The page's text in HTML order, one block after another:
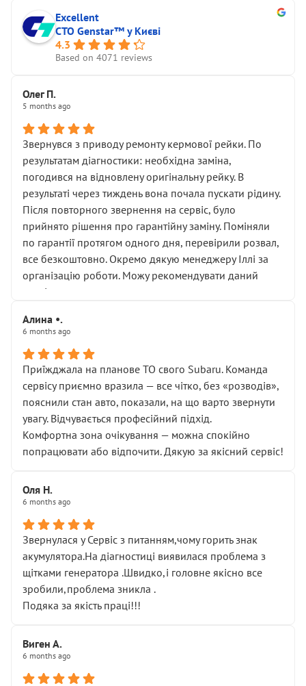
Excellent
СТО Genstar™ у Києві
4.3
Based on 4071 reviews
Олег П.
5 months ago
Звернувся з приводу ремонту кермової рейки. По
результатам діагностики: необхідна заміна,
погодився на відновлену оригінальну рейку. В
результаті через тиждень вона почала пускати рідину.
Після повторного звернення на сервіс, було
прийнято рішення про гарантійну заміну. Поміняли
по гарантії протягом одного дня, перевірили розвал,
все безкоштовно. Окремо дякую менеджеру Іллі за
організацію роботи. Можу рекомендувати даний
сервіс.
Алина •.
6 months ago
Приїжджала на планове ТО свого Subaru. Команда
сервісу приємно вразила — все чітко, без «розводів»,
пояснили стан авто, показали, на що варто звернути
увагу. Відчувається професійний підхід.
Комфортна зона очікування — можна спокійно
попрацювати або відпочити. Дякую за якісний сервіс!
Оля Н.
6 months ago
Звернулася у Сервіс з питанням,чому горить знак
акумулятора.На діагностиці виявилася проблема з
щітками генератора .Швидко,і головне якісно все
зробили,проблема зникла .
Подяка за якість праці!!!
Виген А.
6 months ago